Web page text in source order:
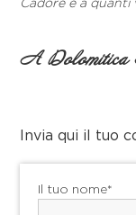
Cadore e a
A Dolomitica
Invia qui il tuo
Il tuo nome*